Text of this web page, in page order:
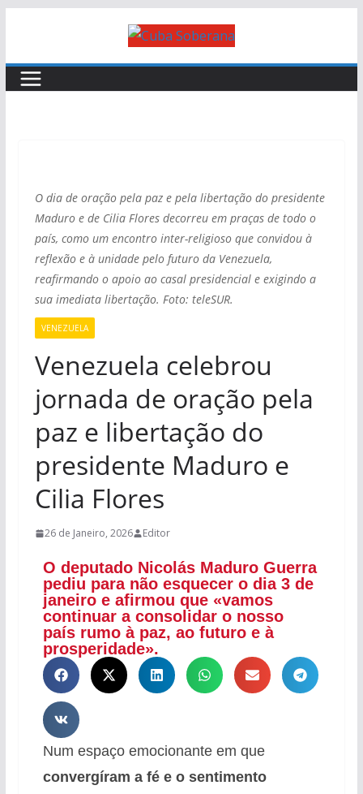
O dia de oração pela paz e pela libertação do presidente
Maduro e de Cilia Flores decorreu em praças de todo o
país, como um encontro inter-religioso que convidou à
reflexão e à unidade pelo futuro da Venezuela,
reafirmando o apoio ao casal presidencial e exigindo a
sua imediata libertação. Foto: teleSUR.
VENEZUELA
Venezuela celebrou
jornada de oração pela
paz e libertação do
presidente Maduro e
Cilia Flores
26 de Janeiro, 2026 Editor
O deputado Nicolás Maduro Guerra
pediu para não esquecer o dia 3 de
janeiro e afirmou que «vamos
continuar a consolidar o nosso
país rumo à paz, ao futuro e à
prosperidade».
Num espaço emocionante em que
convergíram a fé e o sentimento